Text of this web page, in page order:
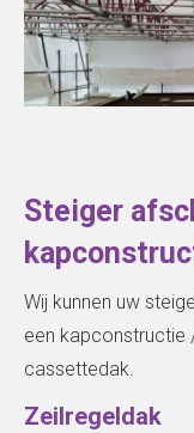
Steiger
Wij kunnen uw
een kapconstructie
cassettedak.
Zeilregeldak